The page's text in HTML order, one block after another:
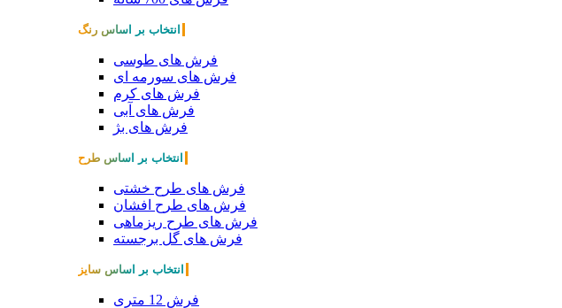
انتخاب بر اساس رنگ
فرش های طوسی
فرش های سورمه ای
فرش های کرم
فرش های آبی
فرش های بژ
انتخاب بر اساس طرح
فرش های طرح خشتی
فرش های طرح افشان
فرش های طرح ریزماهی
فرش های گل برجسته
انتخاب بر اساس سایز
فرش 12 متری